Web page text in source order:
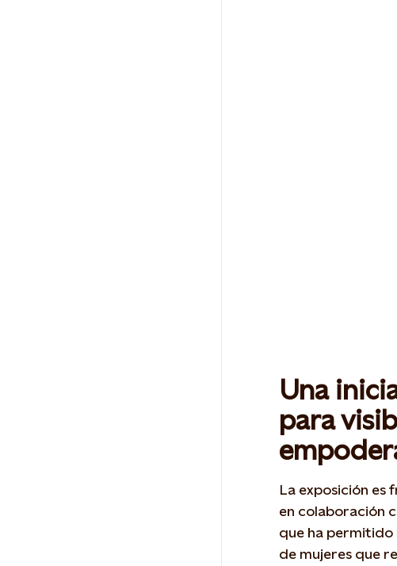
Una
para
La exposición
en colaboración
que ha
de mujeres que